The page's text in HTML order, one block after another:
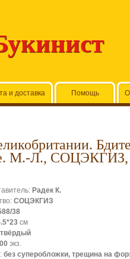
и доставка Помощь
М.-Л., СОЦЭКГИЗ,
: Радек К.
: СОЦЭКГИЗ
38
см
твёрдый
экз.
: без суперобложки, трещина на